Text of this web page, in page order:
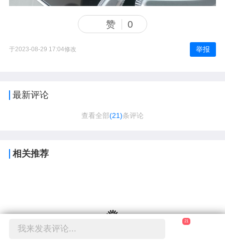
赞 0
于2023-08-29 17:04修改 举报
最新评论
查看全部(21)条评论
相关推荐
我来发表评论...
21